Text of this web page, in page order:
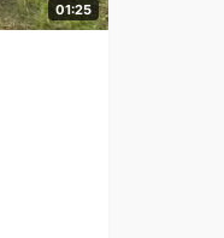
01:25